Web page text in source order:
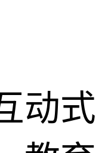
动式